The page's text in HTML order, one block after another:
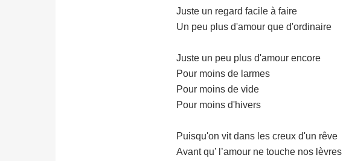
Juste un regard facile à faire
Un peu plus d'amour que d'ordinaire
Juste un peu plus d'amour encore
Pour moins de larmes
Pour moins de vide
Pour moins d'hivers
Puisqu'on vit dans les creux d'un rêve
Avant qu’ l’amour ne touche nos lèvres